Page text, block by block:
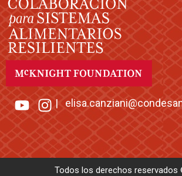
|
Todos los derechos reservados